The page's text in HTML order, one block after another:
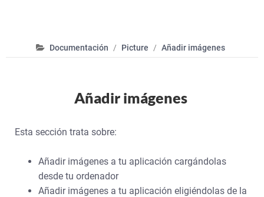
Documentación Picture Añadir imágenes
Añadir imágenes
Esta sección trata sobre:
Añadir imágenes a tu aplicación cargándolas
desde tu ordenador
Añadir imágenes a tu aplicación eligiéndolas de la